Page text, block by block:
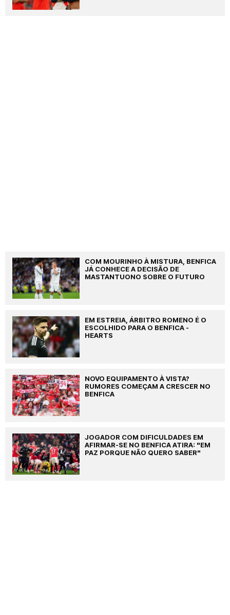
COM MOURINHO À MISTURA, BENFICA
JÁ CONHECE A DECISÃO DE
MASTANTUONO SOBRE O FUTURO
EM ESTREIA, ÁRBITRO ROMENO É O
ESCOLHIDO PARA O BENFICA -
HEARTS
NOVO EQUIPAMENTO À VISTA?
RUMORES COMEÇAM A CRESCER NO
BENFICA
JOGADOR COM DIFICULDADES EM
AFIRMAR-SE NO BENFICA ATIRA: "EM
PAZ PORQUE NÃO QUERO SABER"